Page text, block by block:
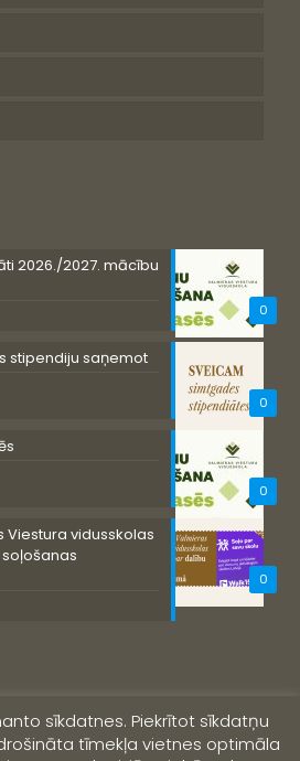
0
2026./2027. mācību
0
stipendiju saņemot
0
0
vidusskolas
sīkdatnes. Piekrītot sīkdatņu
tīmekļa vietnes optimāla